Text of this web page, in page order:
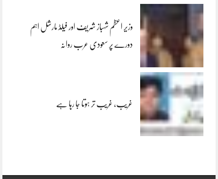
وزیر اعظم شہباز شریف اور فیلڈ مارشل اہم
دورے پر سعودی عرب روانہ
غریب، غریب تر ہوتا جا رہا ہے